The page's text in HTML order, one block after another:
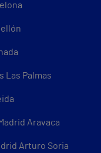
Las Palmas
Aravaca
Arturo Soria